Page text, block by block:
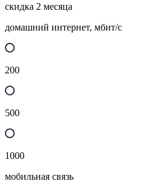
скидка 2 месяца
домашний интернет, мбит/с
200
500
1000
мобильная связь